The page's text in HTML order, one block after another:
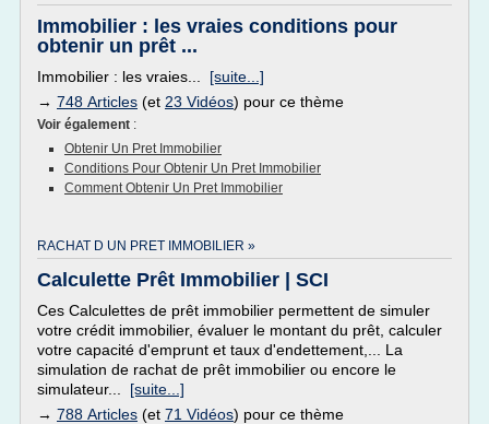
Immobilier : les vraies conditions pour
obtenir un prêt ...
Immobilier : les vraies... [suite...]
→ 748 Articles (et 23 Vidéos) pour ce thème
Voir également :
Obtenir Un Pret Immobilier
Conditions Pour Obtenir Un Pret Immobilier
Comment Obtenir Un Pret Immobilier
RACHAT D UN PRET IMMOBILIER »
Calculette Prêt Immobilier | SCI
Ces Calculettes de prêt immobilier permettent de simuler
votre crédit immobilier, évaluer le montant du prêt, calculer
votre capacité d'emprunt et taux d'endettement,... La
simulation de rachat de prêt immobilier ou encore le
simulateur... [suite...]
→ 788 Articles (et 71 Vidéos) pour ce thème